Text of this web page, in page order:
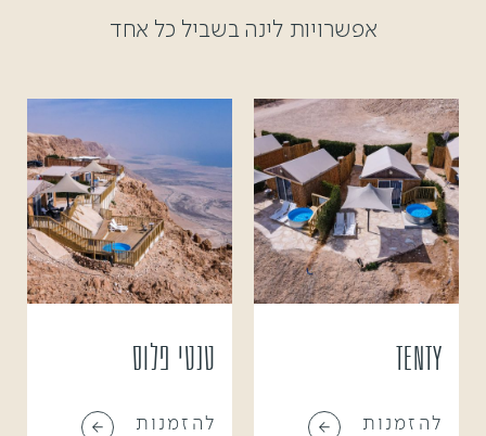
אפשרויות לינה בשביל כל אחד
טנטי פלוס
להזמנות
Tenty
להזמנות